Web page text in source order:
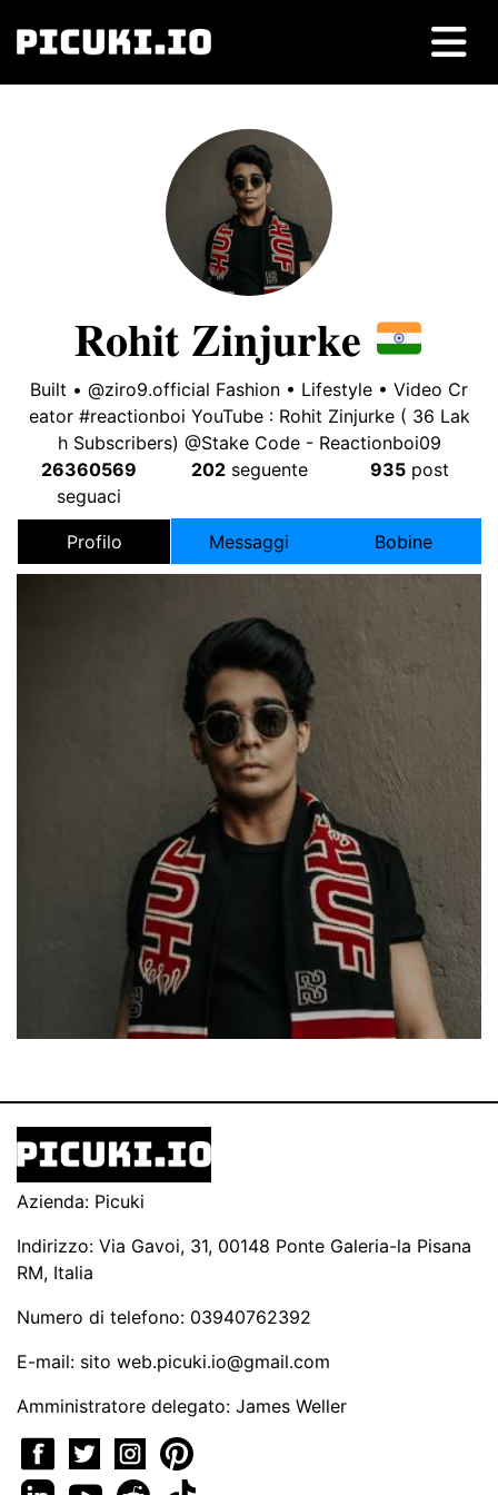
𝐑𝐨𝐡𝐢𝐭 𝐙𝐢𝐧𝐣𝐮𝐫𝐤𝐞
Built • @ziro9.official Fashion • Lifestyle • Video Cr
eator #reactionboi YouTube: Rohit Zinjurke( 36 Lak
h Subscribers) @Stake Code- Reactionboi09
26360569
seguaci
202seguente 935post
Profilo Messaggi Bobine
Azienda: Picuki
Indirizzo: Via Gavoi, 31, 00148 Ponte Galeria-la Pisana
RM, Italia
Numero di telefono: 03940762392
E-mail: sito web.picuki.io@gmail.com
Amministratore delegato: James Weller